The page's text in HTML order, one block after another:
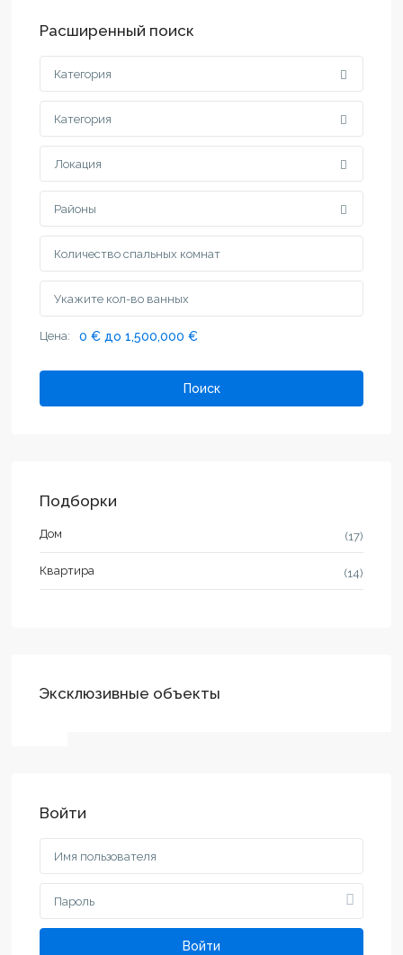
Расширенный поиск
Категория
Категория
Локация
Районы
Цена: 0 € до 1,500,000 €
Поиск
Подборки
Дом (17)
Квартира (14)
Эксклюзивные объекты
Войти
Войти